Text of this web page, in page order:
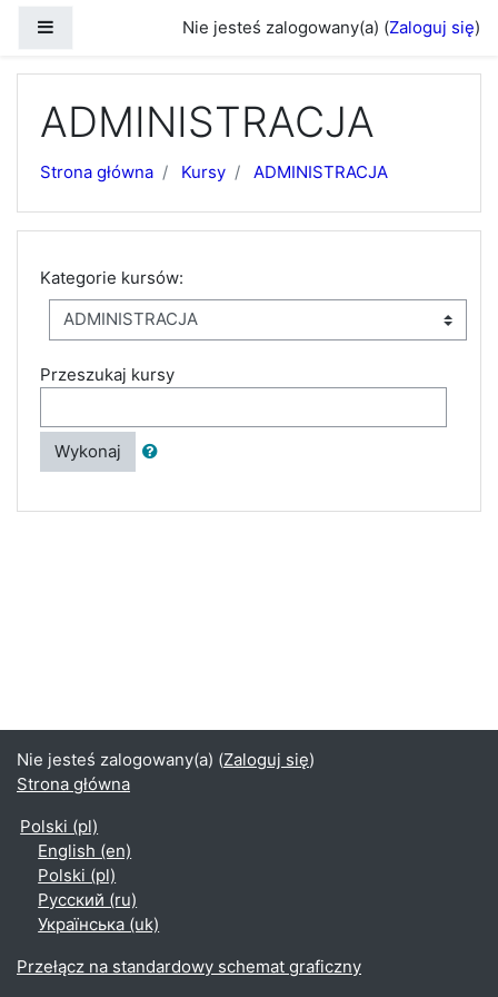
Nie jesteś zalogowany(a) (Zaloguj się)
ADMINISTRACJA
Strona główna Kursy ADMINISTRACJA
Kategorie kursów:
Przeszukaj kursy
Wykonaj
Nie jesteś zalogowany(a) (Zaloguj się)
Strona główna
Polski ‎(pl)‎
English ‎(en)‎
Polski ‎(pl)‎
Русский ‎(ru)‎
Українська ‎(uk)‎
Przełącz na standardowy schemat graficzny